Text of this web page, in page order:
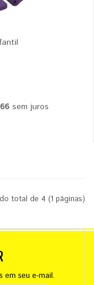
sem juros
total de 4 (1 páginas)
em seu e-mail.